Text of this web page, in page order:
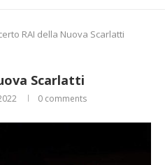
RAI della Nuova Scarlatti
Scarlatti
0 comments